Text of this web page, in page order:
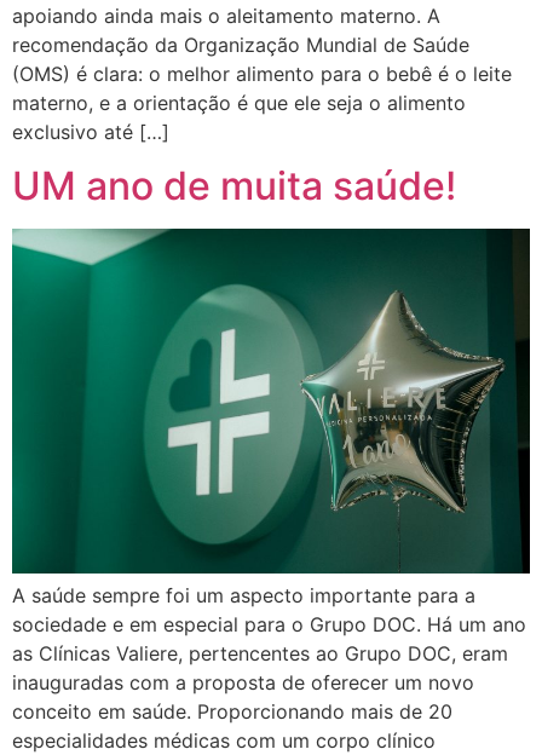
apoiando ainda mais o aleitamento materno. A
recomendação da Organização Mundial de Saúde
(OMS) é clara: o melhor alimento para o bebê é o leite
materno, e a orientação é que ele seja o alimento
exclusivo até […]
UM ano de muita saúde!
A saúde sempre foi um aspecto importante para a
sociedade e em especial para o Grupo DOC. Há um ano
as Clínicas Valiere, pertencentes ao Grupo DOC, eram
inauguradas com a proposta de oferecer um novo
conceito em saúde. Proporcionando mais de 20
especialidades médicas com um corpo clínico